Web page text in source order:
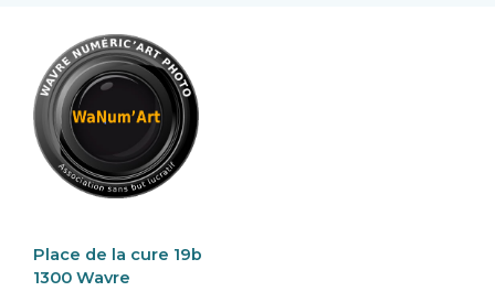
Place de la cure 19b
1300 Wavre